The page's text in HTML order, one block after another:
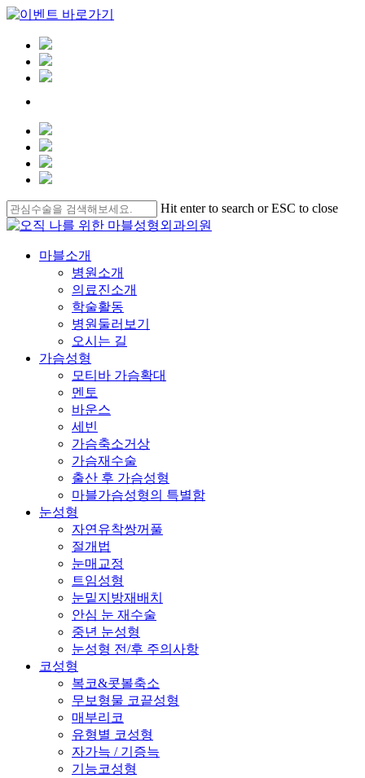
Skip
to
main
content
Hit enter to search or ESC to close
Close
Menu
마블소개
병원소개
의료진소개
학술활동
병원둘러보기
오시는 길
가슴성형
모티바 가슴확대
멘토
바운스
세빈
가슴축소거상
가슴재수술
출산 후 가슴성형
마블가슴성형의 특별함
눈성형
자연유착쌍꺼풀
절개법
눈매교정
트임성형
눈밑지방재배치
안심 눈 재수술
중년 눈성형
눈성형 전/후 주의사항
코성형
복코&콧볼축소
무보형물 코끝성형
매부리코
유형별 코성형
자가늑 / 기증늑
기능코성형